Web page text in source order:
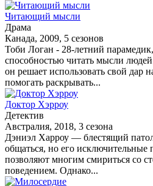
Читающий мысли
Драма
Канада, 2009, 5 сезонов
Тоби Логан - 28-летний
способностью читать мысли
он решает использовать свой дар
помогать раскрывать...
Доктор Хэрроу
Детектив
Австралия, 2018, 3 сезона
Дэниэл Харроу — блестящий
общаться, но его исключительные
позволяют многим смириться со
поведением. Однако...